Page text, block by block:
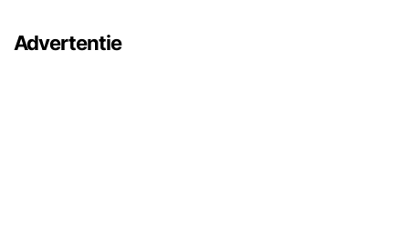
Advertentie